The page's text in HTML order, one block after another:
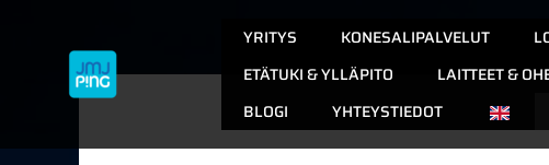
YRITYS KONESALIPALVELUT
ETÄTUKI & YLLÄPITO
LAITTEET &
BLOGI
YHTEYSTIEDOT